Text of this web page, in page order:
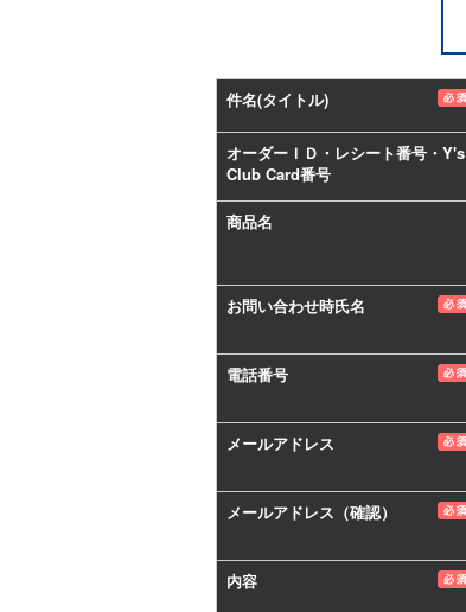
件名(タイトル)
オーダーＩＤ・レシート番号・Y's
Club Card番号
商品名
お問い合わせ時氏名
電話番号
メールアドレス
メールアドレス（確認）
内容